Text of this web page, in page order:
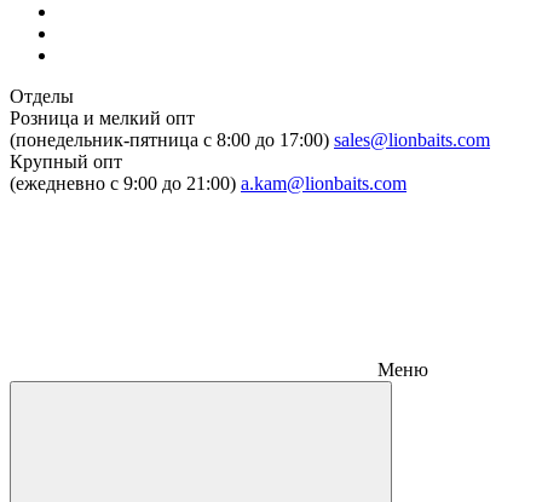
Отделы
Розница и мелкий опт
(понедельник-пятница c 8:00 до 17:00) sales@lionbaits.com
Крупный опт
(ежедневно с 9:00 до 21:00) a.kam@lionbaits.com
Меню